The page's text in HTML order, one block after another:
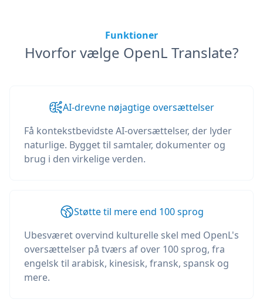
Funktioner
Hvorfor vælge OpenL Translate?
AI-drevne nøjagtige oversættelser
Få kontekstbevidste AI-oversættelser, der lyder
naturlige. Bygget til samtaler, dokumenter og
brug i den virkelige verden.
Støtte til mere end 100 sprog
Ubesværet overvind kulturelle skel med OpenL's
oversættelser på tværs af over 100 sprog, fra
engelsk til arabisk, kinesisk, fransk, spansk og
mere.